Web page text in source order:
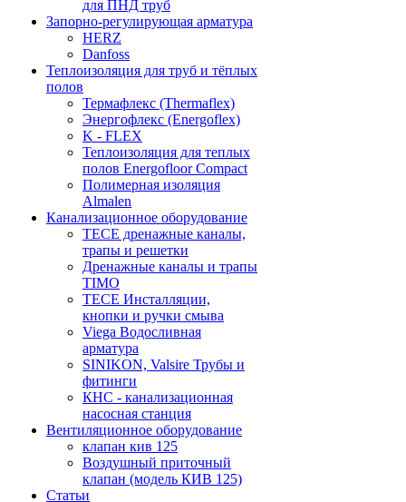
для ПНД труб
Запорно-регулирующая арматура
HERZ
Danfoss
Теплоизоляция для труб и тёплых
полов
Термафлекс (Thermaflex)
Энергофлекс (Energoflex)
K - FLEX
Теплоизоляция для теплых
полов Energofloor Compact
Полимерная изоляция
Almalen
Канализационное оборудование
TECE дренажные каналы,
трапы и решетки
Дренажные каналы и трапы
TIMO
TECE Инсталляции,
кнопки и ручки смыва
Viega Водосливная
арматура
SINIKON, Valsire Трубы и
фитинги
КНС - канализационная
насосная станция
Вентиляционное оборудование
клапан кив 125
Воздушный приточный
клапан (модель КИВ 125)
Статьи